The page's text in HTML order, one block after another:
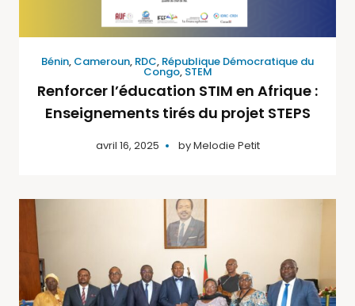
Bénin, Cameroun, RDC, République Démocratique du
Congo, STEM
Renforcer l’éducation STIM en Afrique :
Enseignements tirés du projet STEPS
avril 16, 2025 byMelodie Petit